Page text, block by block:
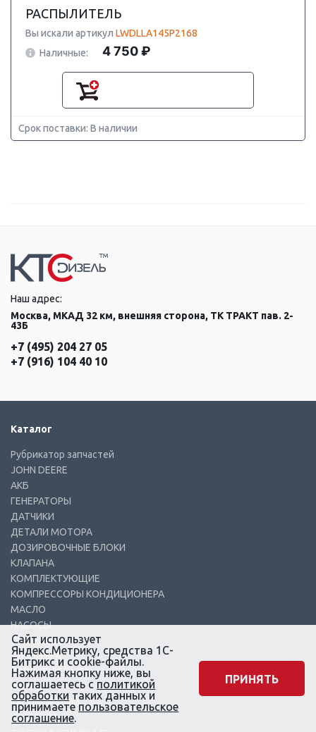
РАСПЫЛИТЕЛЬ
Вы искали артикул LWDLLA145P2168
Наличные:
4 750 ₽
Срок поставки: В наличии
Наш адрес:
Москва, МКАД 32 км, внешняя сторона, ТК ТРАКТ пав. 2-
43Б
+7 (495) 204 27 05
+7 (916) 104 40 10
Каталог
Рубрикатор запчастей
JOHN DEERE
АКБ
ГЕНЕРАТОРЫ
ДАТЧИКИ
ДЕТАЛИ МОТОРА
ДОЗИРОВОЧНЫЕ БЛОКИ
КЛАПАНА
КОМПЛЕКТУЮЩИЕ
КОМПРЕССОРЫ КОНДИЦИОНЕРА
МАСЛО
НАСОСЫ
ОБОРУДОВАНИЕ
ПЛУНЖЕРА
ПРОЧИЕ ДЕТАЛИ
РАМПЫ
РАСПЫЛИТЕЛИ
СТАРТЕРА
Сайт использует
Яндекс.Метрику, средства 1С-
Битрикс и cookie-файлы.
Нажимая кнопку ниже, вы
соглашаетесь с политикой
обработки таких данных и
принимаете пользовательское
соглашение.
ПРИНЯТЬ